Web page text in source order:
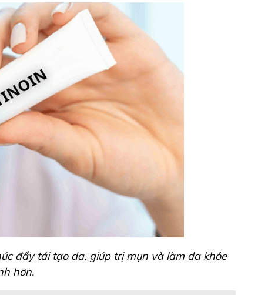
đẩy tái tạo da, giúp trị mụn và làm da khỏe
hơn.